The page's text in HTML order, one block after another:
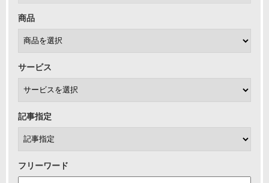
商品
サービス
記事指定
フリーワード